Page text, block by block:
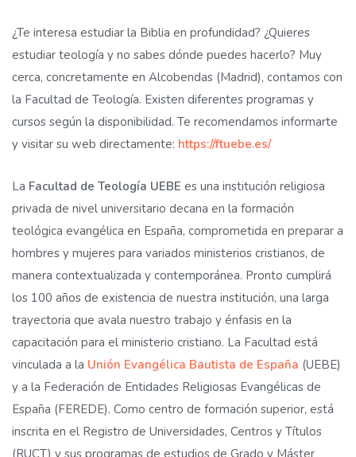
¿Te interesa estudiar la Biblia en profundidad? ¿Quieres
estudiar teología y no sabes dónde puedes hacerlo? Muy
cerca, concretamente en Alcobendas (Madrid), contamos con
la Facultad de Teología. Existen diferentes programas y
cursos según la disponibilidad. Te recomendamos informarte
y visitar su web directamente: https://ftuebe.es/
La Facultad de Teología UEBE es una institución religiosa
privada de nivel universitario decana en la formación
teológica evangélica en España, comprometida en preparar a
hombres y mujeres para variados ministerios cristianos, de
manera contextualizada y contemporánea. Pronto cumplirá
los 100 años de existencia de nuestra institución, una larga
trayectoria que avala nuestro trabajo y énfasis en la
capacitación para el ministerio cristiano. La Facultad está
vinculada a la Unión Evangélica Bautista de España (UEBE)
y a la Federación de Entidades Religiosas Evangélicas de
España (FEREDE). Como centro de formación superior, está
inscrita en el Registro de Universidades, Centros y Títulos
(RUCT) y sus programas de estudios de Grado y Máster